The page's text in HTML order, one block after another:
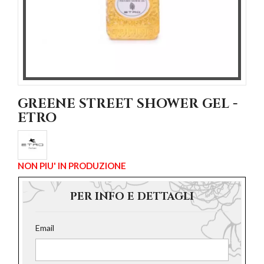
GREENE STREET SHOWER GEL -
ETRO
NON PIU' IN PRODUZIONE
PER INFO E DETTAGLI
Email